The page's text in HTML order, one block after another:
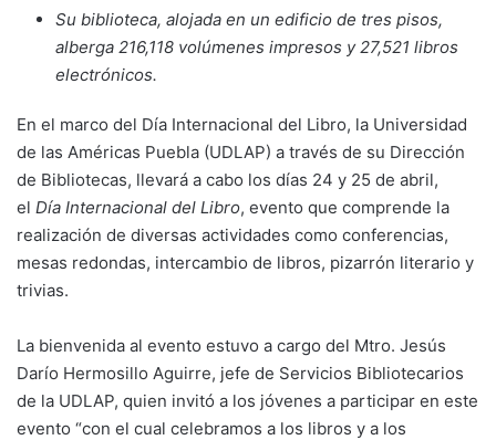
Su biblioteca, alojada en un edificio de tres pisos,
alberga 216,118 volúmenes impresos y 27,521 libros
electrónicos.
En el marco del Día Internacional del Libro, la Universidad
de las Américas Puebla (UDLAP) a través de su Dirección
de Bibliotecas, llevará a cabo los días 24 y 25 de abril,
el Día Internacional del Libro, evento que comprende la
realización de diversas actividades como conferencias,
mesas redondas, intercambio de libros, pizarrón literario y
trivias.
La bienvenida al evento estuvo a cargo del Mtro. Jesús
Darío Hermosillo Aguirre, jefe de Servicios Bibliotecarios
de la UDLAP, quien invitó a los jóvenes a participar en este
evento “con el cual celebramos a los libros y a los